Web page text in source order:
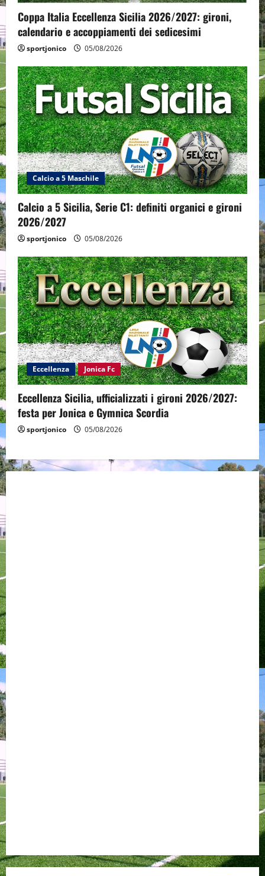
Coppa Italia Eccellenza Sicilia 2026/2027: gironi,
calendario e accoppiamenti dei sedicesimi
sportjonico 05/08/2026
Calcio a 5 Maschile
Calcio a 5 Sicilia, Serie C1: definiti organici e gironi
2026/2027
sportjonico 05/08/2026
Eccellenza Jonica Fc
Eccellenza Sicilia, ufficializzati i gironi 2026/2027:
festa per Jonica e Gymnica Scordia
sportjonico 05/08/2026